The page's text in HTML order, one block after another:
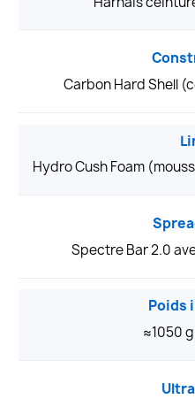
Carbon Hard Shell
Hydro Cush Foam
Spectre Bar 2.0
Poids
≈1050